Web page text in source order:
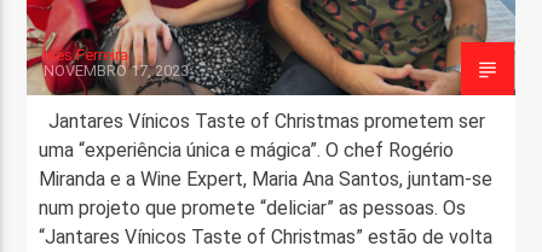
Inês Ferreira
NOVEMBRO 17, 2023
Jantares Vínicos Taste of Christmas prometem ser
uma “experiência única e mágica”. O chef Rogério
Miranda e a Wine Expert, Maria Ana Santos, juntam-se
num projeto que promete “deliciar” as pessoas. Os
“Jantares Vínicos Taste of Christmas” estão de volta